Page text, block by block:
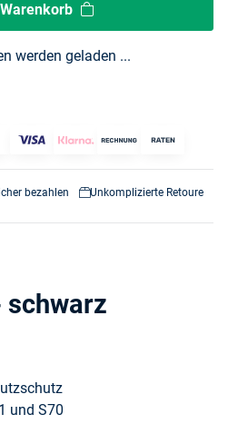
werden geladen ...
bezahlen Unkomplizierte Retoure
und S70